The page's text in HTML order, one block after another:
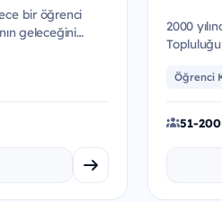
bir öğrenci
geleceğini
2000
Öğrenci
51-200